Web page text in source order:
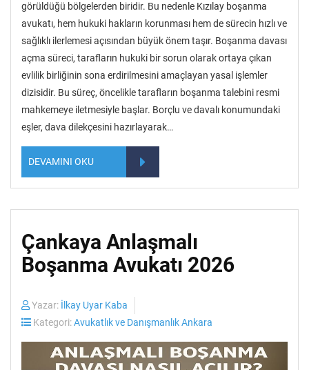
görüldüğü bölgelerden biridir. Bu nedenle Kızılay boşanma
avukatı, hem hukuki hakların korunması hem de sürecin hızlı ve
sağlıklı ilerlemesi açısından büyük önem taşır. Boşanma davası
açma süreci, tarafların hukuki bir sorun olarak ortaya çıkan
evlilik birliğinin sona erdirilmesini amaçlayan yasal işlemler
dizisidir. Bu süreç, öncelikle tarafların boşanma talebini resmi
mahkemeye iletmesiyle başlar. Borçlu ve davalı konumundaki
eşler, dava dilekçesini hazırlayarak…
DEVAMINI OKU
Çankaya Anlaşmalı
Boşanma Avukatı 2026
Yazar: İlkay Uyar Kaba
Kategori:Avukatlık ve Danışmanlık Ankara